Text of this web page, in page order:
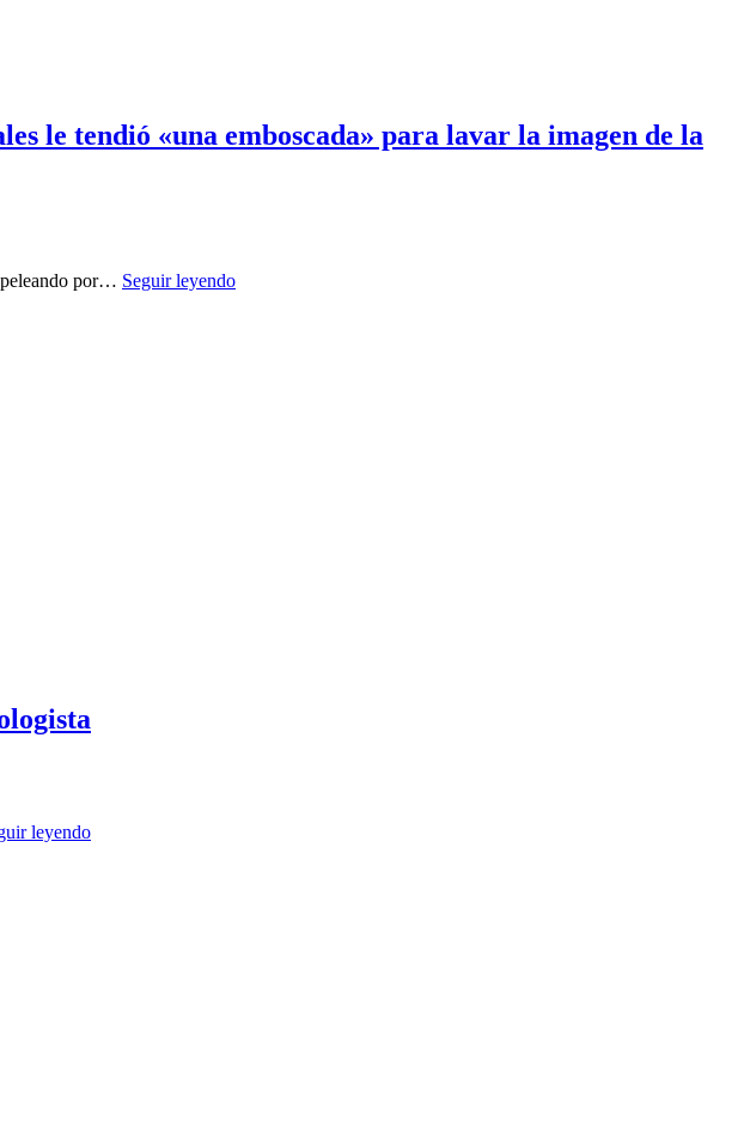
le tendió «una emboscada» para lavar la imagen de la
peleando por… Seguir leyendo
leyendo